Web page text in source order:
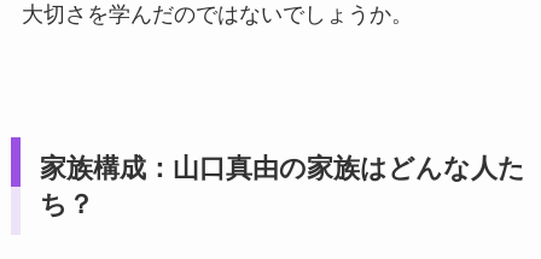
大切さを学んだのではないでしょうか。
家族構成：山口真由の家族はどんな人た
ち？